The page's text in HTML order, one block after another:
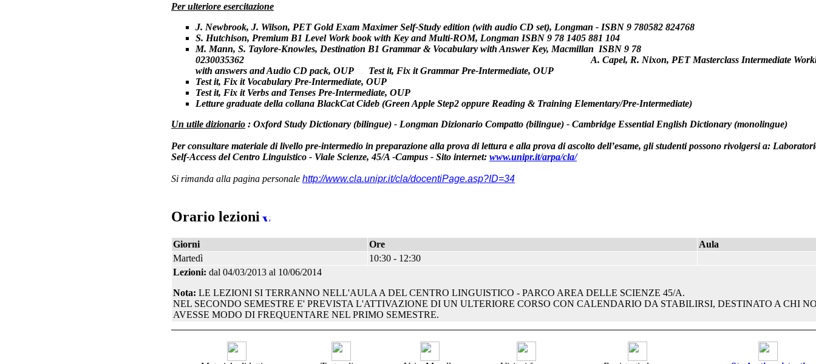
Per ulteriore esercitazione
J. Newbrook, J. Wilson, PET Gold Exam Maximer Self-Study edition (with audio CD set), Longman - ISBN 9 780582 824768
S. Hutchison, Premium B1 Level Work book with Key and Multi-ROM, Longman ISBN 9 78 1405 881 104
M. Mann, S. Taylore-Knowles, Destination B1 Grammar & Vocabulary with Answer Key, Macmillan ISBN 9 78
0230035362 A. Capel, R. Nixon, PET Masterclass Intermediate
with answers and Audio CD pack, OUP Test it, Fix it Grammar Pre-Intermediate, OUP
Test it, Fix it Vocabulary Pre-Intermediate, OUP
Test it, Fix it Verbs and Tenses Pre-Intermediate, OUP
Letture graduate della collana BlackCat Cideb (Green Apple Step2 oppure Reading & Training Elementary/Pre-Intermediate)
Un utile dizionario : Oxford Study Dictionary (bilingue) - Longman Dizionario Compatto (bilingue) - Cambridge Essential English Dictionary (monolingue)
Per consultare materiale di livello pre-intermedio in preparazione alla prova di lettura e alla prova di ascolto dell’esame, gli studenti possono rivolgersi a:
Self-Access del Centro Linguistico - Viale Scienze, 45/A -Campus - Sito internet: www.unipr.it/arpa/cla/
Si rimanda alla pagina personale http://www.cla.unipr.it/cla/docentiPage.asp?ID=34
Orario lezioni
Giorni Ore
Aula
Martedì
10:30 - 12:30
Lezioni: dal 04/03/2013 al 10/06/2014
Nota: LE LEZIONI SI TERRANNO NELL'AULA A DEL CENTRO LINGUISTICO - PARCO AREA DELLE SCIENZE 45/A.
NEL SECONDO SEMESTRE E' PREVISTA L'ATTIVAZIONE DI UN ULTERIORE CORSO CON CALENDARIO DA STABILIRSI, DESTINATO A CHI
AVESSE MODO DI FREQUENTARE NEL PRIMO SEMESTRE.